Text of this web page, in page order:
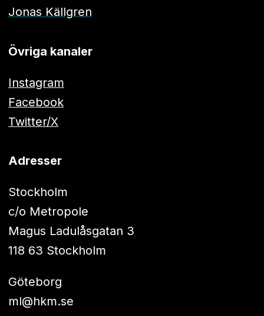
Jonas Källgren
Övriga kanaler
Instagram
Facebook
Twitter/X
Adresser
Stockholm
c/o Metropole
Magus Ladulåsgatan 3
118 63 Stockholm
Göteborg
ml@hkm.se